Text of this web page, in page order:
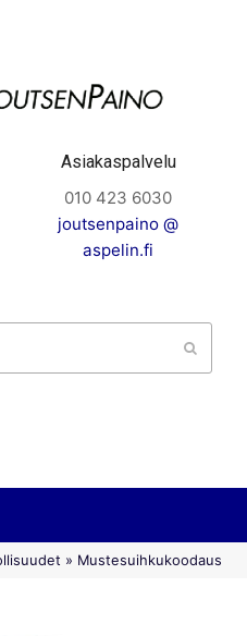
Asiakaspalvelu
010 423 6030
joutsenpaino @
aspelin.fi
» Mustesuihkukoodaus